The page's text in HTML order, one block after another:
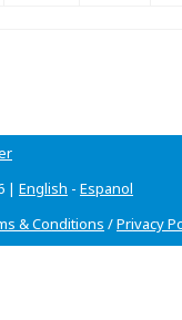
| English - Espanol
& Conditions /Privacy